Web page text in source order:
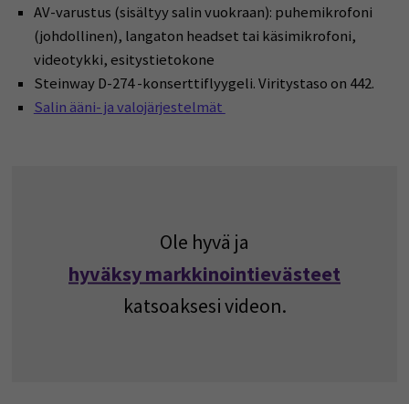
AV-varustus (sisältyy salin vuokraan): puhemikrofoni
(johdollinen), langaton headset tai käsimikrofoni,
videotykki, esitystietokone
Steinway D-274 -konserttiflyygeli. Viritystaso on 442.
Salin ääni- ja valojärjestelmät
Ole hyvä ja
hyväksy markkinointievästeet
katsoaksesi videon.